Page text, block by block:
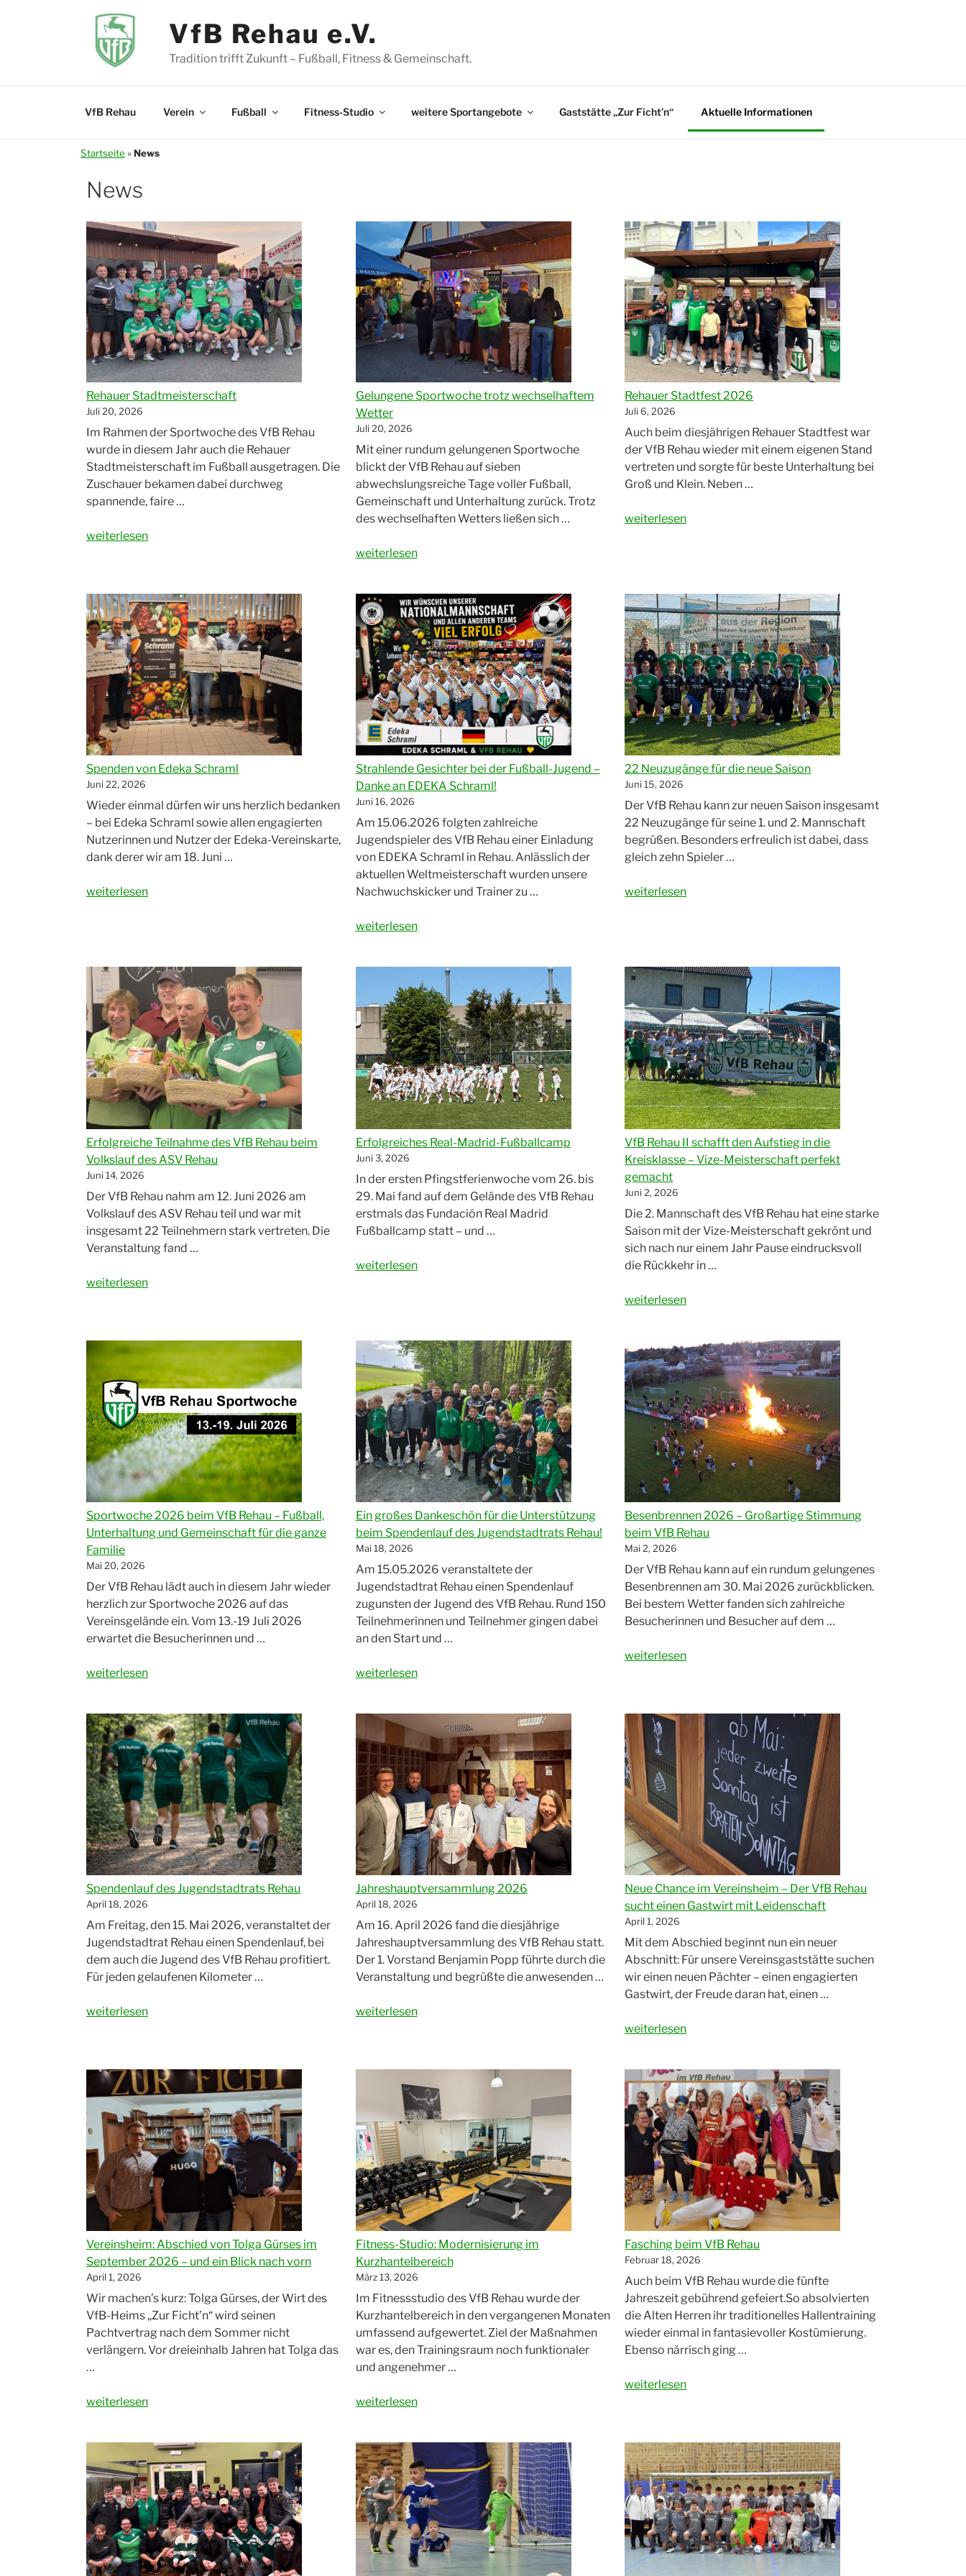
VfB Rehau e.V.
Tradition trifft Zukunft – Fußball, Fitness & Gemeinschaft.
VfB Rehau Verein Fußball Fitness-Studio weitere Sportangebote Gaststätte „Zur Ficht’n“ Aktuelle Informationen
Startseite»News
News
Rehauer Stadtmeisterschaft
Juli 20, 2026
Im Rahmen der Sportwoche des VfB Rehau
wurde in diesem Jahr auch die Rehauer
Stadtmeisterschaft im Fußball ausgetragen. Die
Zuschauer bekamen dabei durchweg
spannende, faire …
„Rehauer
weiterlesen
Gelungene Sportwoche trotz wechselhaftem
Wetter
Juli 20, 2026
Mit einer rundum gelungenen Sportwoche
blickt der VfB Rehau auf sieben
abwechslungsreiche Tage voller Fußball,
Gemeinschaft und Unterhaltung zurück. Trotz
des wechselhaften Wetters ließen sich …
„Gelungene
wechselhaftem
Wetter“
weiterlesen
Rehauer Stadtfest 2026
Juli 6, 2026
Auch beim diesjährigen Rehauer Stadtfest war
der VfB Rehau wieder mit einem eigenen Stand
vertreten und sorgte für beste Unterhaltung bei
Groß und Klein. Neben …
„Rehauer
weiterlesen
Spenden von Edeka Schraml
Juni 22, 2026
Wieder einmal dürfen wir uns herzlich bedanken
– bei Edeka Schraml sowie allen engagierten
Nutzerinnen und Nutzer der Edeka-Vereinskarte,
dank derer wir am 18. Juni …
„Spenden
weiterlesen
Strahlende Gesichter bei der Fußball-Jugend –
Danke an EDEKA Schraml!
Juni 16, 2026
Am 15.06.2026 folgten zahlreiche
Jugendspieler des VfB Rehau einer Einladung
von EDEKA Schraml in Rehau. Anlässlich der
aktuellen Weltmeisterschaft wurden unsere
Nachwuchskicker und Trainer zu …
„Strahlende
Fußball-
Jugend
–
Danke
an
EDEKA
Schraml!“
weiterlesen
22 Neuzugänge für die neue Saison
Juni 15, 2026
Der VfB Rehau kann zur neuen Saison insgesamt
22 Neuzugänge für seine 1. und 2. Mannschaft
begrüßen. Besonders erfreulich ist dabei, dass
gleich zehn Spieler …
„22
Saison“
weiterlesen
Erfolgreiche Teilnahme des VfB Rehau beim
Volkslauf des ASV Rehau
Juni 14, 2026
Der VfB Rehau nahm am 12. Juni 2026 am
Volkslauf des ASV Rehau teil und war mit
insgesamt 22 Teilnehmern stark vertreten. Die
Veranstaltung fand …
„Erfolgreiche
Volkslauf
des
ASV
Rehau“
weiterlesen
Erfolgreiches Real-Madrid-Fußballcamp
Juni 3, 2026
In der ersten Pfingstferienwoche vom 26. bis
29. Mai fand auf dem Gelände des VfB Rehau
erstmals das Fundación Real Madrid
Fußballcamp statt – und …
„Erfolgreiches
weiterlesen
VfB Rehau II schafft den Aufstieg in die
Kreisklasse – Vize-Meisterschaft perfekt
gemacht
Juni 2, 2026
Die 2. Mannschaft des VfB Rehau hat eine starke
Saison mit der Vize-Meisterschaft gekrönt und
sich nach nur einem Jahr Pause eindrucksvoll
die Rückkehr in …
„VfB
schafft
den
Aufstieg
in
die
Kreisklasse
Meisterschaft
perfekt
gemacht“
weiterlesen
Sportwoche 2026 beim VfB Rehau – Fußball,
Unterhaltung und Gemeinschaft für die ganze
Familie
Mai 20, 2026
Der VfB Rehau lädt auch in diesem Jahr wieder
herzlich zur Sportwoche 2026 auf das
Vereinsgelände ein. Vom 13.-19 Juli 2026
erwartet die Besucherinnen und …
„Sportwoche
VfB
Rehau
–
Fußball,
Unterhaltung
und
Gemeinschaft
für
die
ganze
Familie“
weiterlesen
Ein großes Dankeschön für die Unterstützung
beim Spendenlauf des Jugendstadtrats Rehau!
Mai 18, 2026
Am 15.05.2026 veranstaltete der
Jugendstadtrat Rehau einen Spendenlauf
zugunsten der Jugend des VfB Rehau. Rund 150
Teilnehmerinnen und Teilnehmer gingen dabei
an den Start und …
„Ein
die
Unterstützung
beim
Spendenlauf
des
Jugendstadtrats
Rehau!“
weiterlesen
Besenbrennen 2026 – Großartige Stimmung
beim VfB Rehau
Mai 2, 2026
Der VfB Rehau kann auf ein rundum gelungenes
Besenbrennen am 30. Mai 2026 zurückblicken.
Bei bestem Wetter fanden sich zahlreiche
Besucherinnen und Besucher auf dem …
„Besenbrennen
Stimmung
beim
VfB
Rehau“
weiterlesen
Spendenlauf des Jugendstadtrats Rehau
April 18, 2026
Am Freitag, den 15. Mai 2026, veranstaltet der
Jugendstadtrat Rehau einen Spendenlauf, bei
dem auch die Jugend des VfB Rehau profitiert.
Für jeden gelaufenen Kilometer …
„Spendenlauf
weiterlesen
Jahreshauptversammlung 2026
April 18, 2026
Am 16. April 2026 fand die diesjährige
Jahreshauptversammlung des VfB Rehau statt.
Der 1. Vorstand Benjamin Popp führte durch die
Veranstaltung und begrüßte die anwesenden …
„Jahreshauptversammlung
weiterlesen
Neue Chance im Vereinsheim – Der VfB Rehau
sucht einen Gastwirt mit Leidenschaft
April 1, 2026
Mit dem Abschied beginnt nun ein neuer
Abschnitt: Für unsere Vereinsgaststätte suchen
wir einen neuen Pächter – einen engagierten
Gastwirt, der Freude daran hat, einen …
„Neue
Vereinsheim
–
Der
VfB
Rehau
sucht
einen
Gastwirt
Leidenschaft“
weiterlesen
Vereinsheim: Abschied von Tolga Gürses im
September 2026 – und ein Blick nach vorn
April 1, 2026
Wir machen’s kurz: Tolga Gürses, der Wirt des
VfB-Heims „Zur Ficht’n“ wird seinen
Pachtvertrag nach dem Sommer nicht
verlängern. Vor dreieinhalb Jahren hat Tolga das
…
„Vereinsheim:
Gürses
im
September
2026
–
und
weiterlesen
Fitness-Studio: Modernisierung im
Kurzhantelbereich
März 13, 2026
Im Fitnessstudio des VfB Rehau wurde der
Kurzhantelbereich in den vergangenen Monaten
umfassend aufgewertet. Ziel der Maßnahmen
war es, den Trainingsraum noch funktionaler
und angenehmer …
„Fitness-
im
Kurzhantelbereich“
weiterlesen
Fasching beim VfB Rehau
Februar 18, 2026
Auch beim VfB Rehau wurde die fünfte
Jahreszeit gebührend gefeiert.So absolvierten
die Alten Herren ihr traditionelles Hallentraining
wieder einmal in fantasievoller Kostümierung.
Ebenso närrisch ging …
„Fasching
weiterlesen